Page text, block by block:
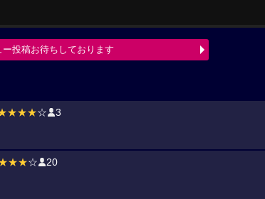
ー投稿お待ちしております
☆ 3
☆ 20